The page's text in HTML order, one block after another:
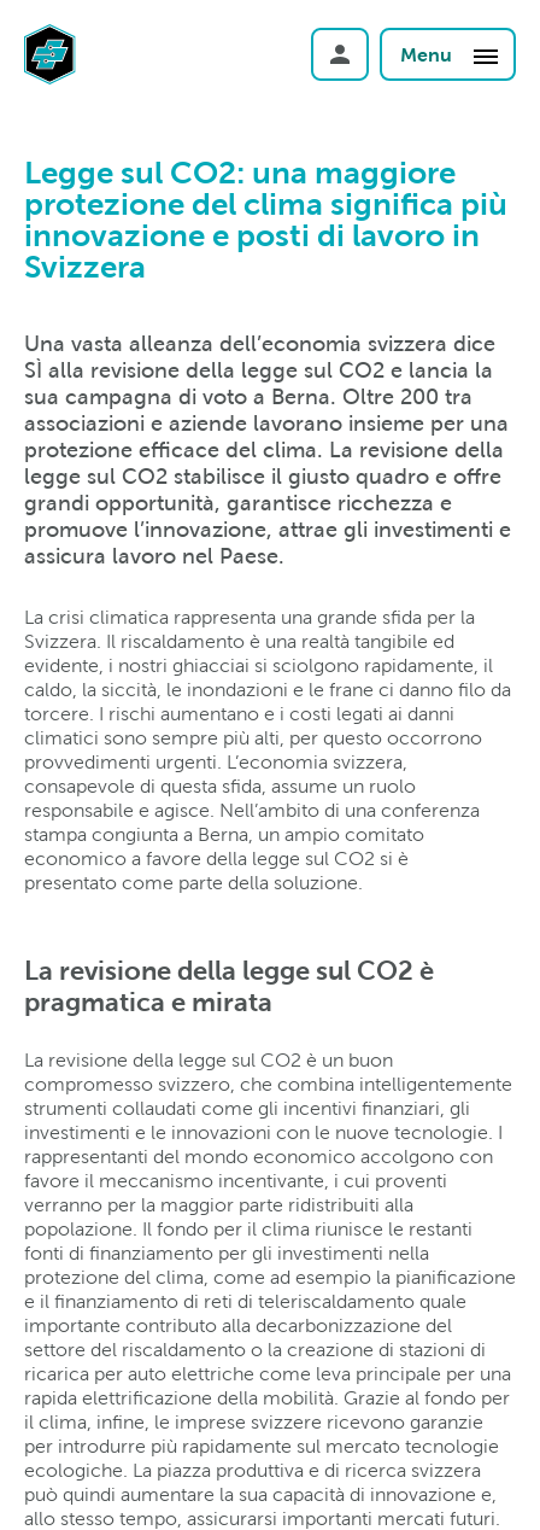
Menu
Legge sul CO2: una maggiore
protezione del clima significa più
innovazione e posti di lavoro in
Svizzera
Una vasta alleanza dell’economia svizzera dice
SÌ alla revisione della legge sul CO2 e lancia la
sua campagna di voto a Berna. Oltre 200 tra
associazioni e aziende lavorano insieme per una
protezione efficace del clima. La revisione della
legge sul CO2 stabilisce il giusto quadro e offre
grandi opportunità, garantisce ricchezza e
promuove l’innovazione, attrae gli investimenti e
assicura lavoro nel Paese.
La crisi climatica rappresenta una grande sfida per la
Svizzera. Il riscaldamento è una realtà tangibile ed
evidente, i nostri ghiacciai si sciolgono rapidamente, il
caldo, la siccità, le inondazioni e le frane ci danno filo da
torcere. I rischi aumentano e i costi legati ai danni
climatici sono sempre più alti, per questo occorrono
provvedimenti urgenti. L’economia svizzera,
consapevole di questa sfida, assume un ruolo
responsabile e agisce. Nell’ambito di una conferenza
stampa congiunta a Berna, un ampio comitato
economico a favore della legge sul CO2 si è
presentato come parte della soluzione.
La revisione della legge sul CO2 è
pragmatica e mirata
La revisione della legge sul CO2 è un buon
compromesso svizzero, che combina intelligentemente
strumenti collaudati come gli incentivi finanziari, gli
investimenti e le innovazioni con le nuove tecnologie. I
rappresentanti del mondo economico accolgono con
favore il meccanismo incentivante, i cui proventi
verranno per la maggior parte ridistribuiti alla
popolazione. Il fondo per il clima riunisce le restanti
fonti di finanziamento per gli investimenti nella
protezione del clima, come ad esempio la pianificazione
e il finanziamento di reti di teleriscaldamento quale
importante contributo alla decarbonizzazione del
settore del riscaldamento o la creazione di stazioni di
ricarica per auto elettriche come leva principale per una
rapida elettrificazione della mobilità. Grazie al fondo per
il clima, infine, le imprese svizzere ricevono garanzie
per introdurre più rapidamente sul mercato tecnologie
ecologiche. La piazza produttiva e di ricerca svizzera
può quindi aumentare la sua capacità di innovazione e,
allo stesso tempo, assicurarsi importanti mercati futuri.